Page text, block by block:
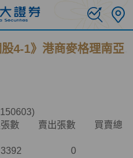
4-1》港商麥格理南亞
張數 賣出張數 買賣總
科 3392 0